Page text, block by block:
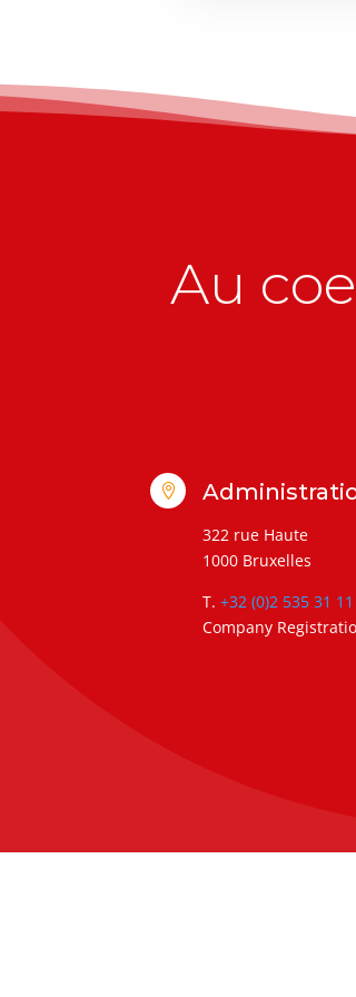
Au

322 rue Haute
1000 Bruxelles
T. +32 (0)2 535 31 11
Company